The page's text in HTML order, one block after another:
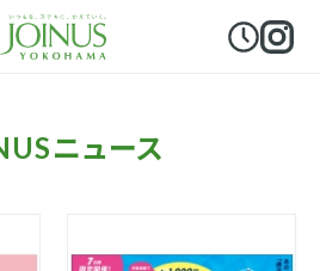
ニュース